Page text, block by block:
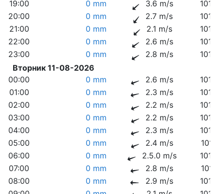
19:00
0 mm 3.6 m/s
20:00
0 mm 2.7 m/s
21:00
0 mm 2.1 m/s
22:00
0 mm 2.6 m/s
23:00
0 mm 2.8 m/s
Вторник 11-08-2026
00:00
0 mm 2.6 m/s
01:00
0 mm 2.3 m/s
02:00
0 mm 2.2 m/s
03:00
0 mm 2.2 m/s
04:00
0 mm 2.3 m/s
05:00
0 mm 2.4 m/s
06:00
0 mm 2.5.0 m/s
07:00
0 mm 2.8 m/s
08:00
0 mm 2.9 m/s